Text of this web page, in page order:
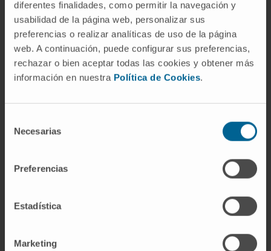
diferentes finalidades, como permitir la navegación y
usabilidad de la página web, personalizar sus
preferencias o realizar analíticas de uso de la página
web. A continuación, puede configurar sus preferencias,
rechazar o bien aceptar todas las cookies y obtener más
información en nuestra Política de Cookies.
Necesarias
Preferencias
Estadística
Marketing
11:25h.
secuenciación genomica,
botecnología y biología sintética.
Gonzalo R. Ordóñez
11:45h.
Discusión: modelo de acceso,